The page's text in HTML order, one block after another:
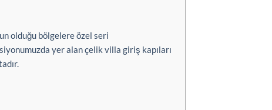
olduğu bölgelere özel seri
yer alan çelik villa giriş kapıları